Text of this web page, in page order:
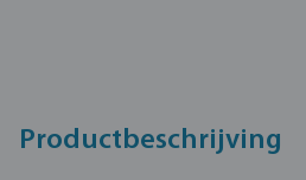
Productbeschrijving